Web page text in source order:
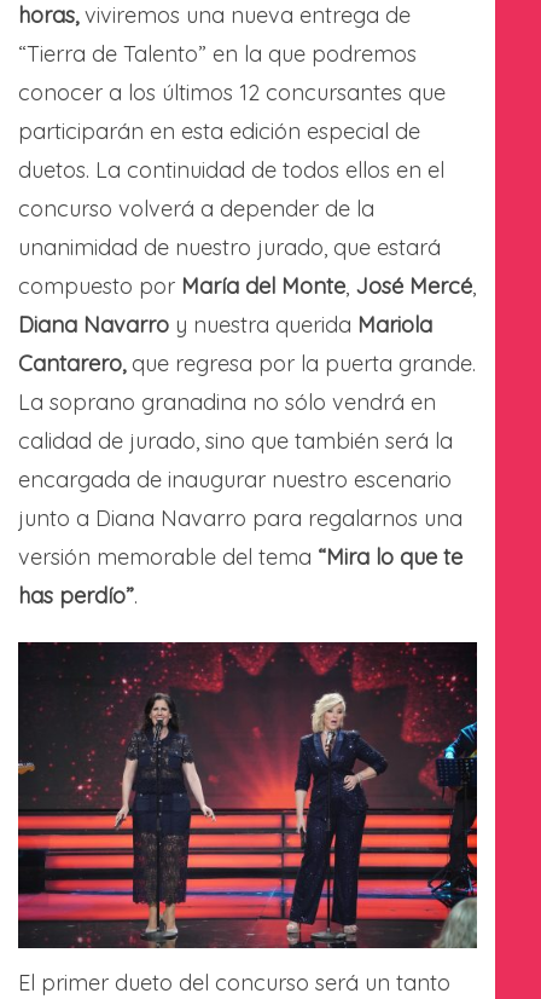
horas,viviremos una nueva entrega de
“Tierra de Talento” en la que podremos
conocer a los últimos 12 concursantes que
participarán en esta edición especial de
duetos. La continuidad de todos ellos en el
concurso volverá a depender de la
unanimidad de nuestro jurado, que estará
compuesto por María del Monte, José Mercé,
Diana Navarro y nuestra querida Mariola
Cantarero, que regresa por la puerta grande.
La soprano granadina no sólo vendrá en
calidad de jurado, sino que también será la
encargada de inaugurar nuestro escenario
junto a Diana Navarro para regalarnos una
versión memorable del tema “Mira lo que te
has perdío”.
El primer dueto del concurso será un tanto